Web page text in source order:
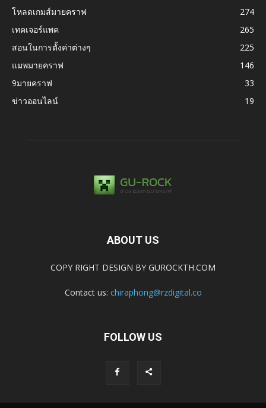
โหลดเกมส์มายคราฟ
274
เทคเจอร์แพค
265
สอนในการตั้งค่าต่างๆ
225
แมพมายคราฟ
146
9มายคราฟ
33
ข่าวออนไลน์
19
ABOUT US
COPY RIGHT DESIGN BY GUROCKTH.COM
Contact us: chiraphong@rzdigital.co
FOLLOW US